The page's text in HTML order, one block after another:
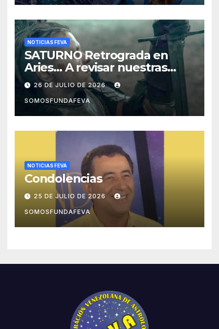
NOTICIAS FEVA
SATURNO Retrograda en
Aries… A revisar nuestras
acciones pasadas y pensar
mejor las futuras
26 DE JULIO DE 2026
SOMOSFUNDAFEVA
NOTICIAS FEVA
Condolencias
25 DE JULIO DE 2026
SOMOSFUNDAFEVA